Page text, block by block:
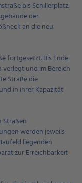
bis Schillerplatz.
der
an die neu
fortgesetzt. Bis Ende
verlegt und im Bereich
Straße die
in ihrer Kapazität
Straßen
werden jeweils
liegenden
zur Erreichbarkeit